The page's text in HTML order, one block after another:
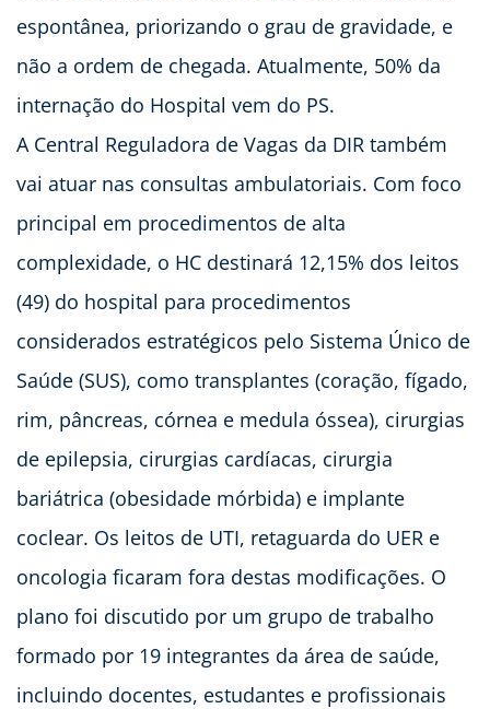
espontânea, priorizando o grau de gravidade, e
não a ordem de chegada. Atualmente, 50% da
internação do Hospital vem do PS.
A Central Reguladora de Vagas da DIR também
vai atuar nas consultas ambulatoriais. Com foco
principal em procedimentos de alta
complexidade, o HC destinará 12,15% dos leitos
(49) do hospital para procedimentos
considerados estratégicos pelo Sistema Único de
Saúde (SUS), como transplantes (coração, fígado,
rim, pâncreas, córnea e medula óssea), cirurgias
de epilepsia, cirurgias cardíacas, cirurgia
bariátrica (obesidade mórbida) e implante
coclear. Os leitos de UTI, retaguarda do UER e
oncologia ficaram fora destas modificações. O
plano foi discutido por um grupo de trabalho
formado por 19 integrantes da área de saúde,
incluindo docentes, estudantes e profissionais